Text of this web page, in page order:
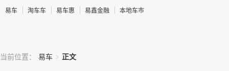
易车 淘车车 易车惠 易鑫金融 本地车市
当前位置： 易车 > 正文